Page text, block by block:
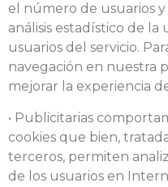
el número de usuarios
análisis estadístico de
usuarios del servicio.
navegación en nuestra
mejorar la experiencia
• Publicitarias
cookies que bien,
terceros, permiten
de los usuarios en